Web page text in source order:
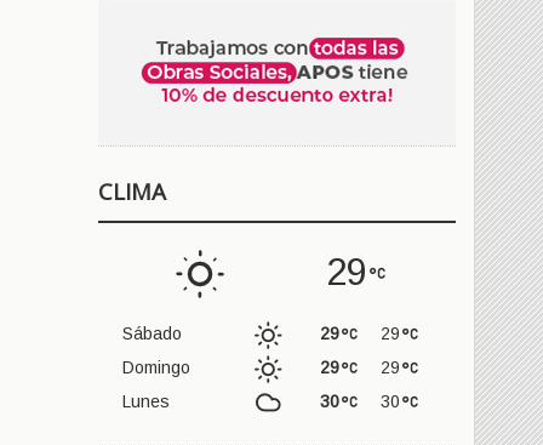
CLIMA
29
Sábado 29
29
Domingo
29
29
Lunes
30
30